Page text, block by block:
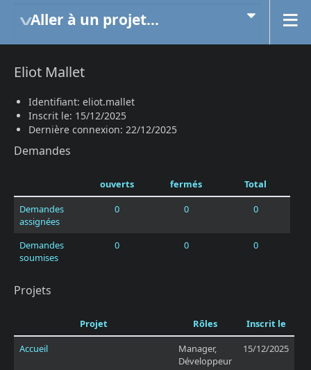
Aller à un projet...
Eliot Mallet
Identifiant: eliot.mallet
Inscrit le: 15/12/2025
Dernière connexion: 22/12/2025
Demandes
ouverts fermés
Total
Demandes
assignées
0 0 0
Demandes
soumises
0 0 0
Projets
Projet Rôles
Inscrit le
Accueil
Manager,
Développeur
15/12/2025